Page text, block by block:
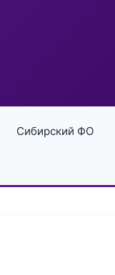
Сибирский ФО